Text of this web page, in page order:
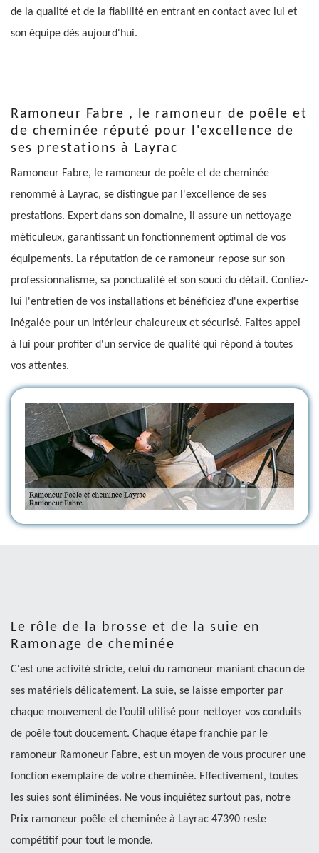
de la qualité et de la fiabilité en entrant en contact avec lui et
son équipe dès aujourd'hui.
Ramoneur Fabre , le ramoneur de poêle et
de cheminée réputé pour l'excellence de
ses prestations à Layrac
Ramoneur Fabre, le ramoneur de poêle et de cheminée
renommé à Layrac, se distingue par l'excellence de ses
prestations. Expert dans son domaine, il assure un nettoyage
méticuleux, garantissant un fonctionnement optimal de vos
équipements. La réputation de ce ramoneur repose sur son
professionnalisme, sa ponctualité et son souci du détail. Confiez-
lui l'entretien de vos installations et bénéficiez d'une expertise
inégalée pour un intérieur chaleureux et sécurisé. Faites appel
à lui pour profiter d'un service de qualité qui répond à toutes
vos attentes.
Le rôle de la brosse et de la suie en
Ramonage de cheminée
C'est une activité stricte, celui du ramoneur maniant chacun de
ses matériels délicatement. La suie, se laisse emporter par
chaque mouvement de l’outil utilisé pour nettoyer vos conduits
de poêle tout doucement. Chaque étape franchie par le
ramoneur Ramoneur Fabre, est un moyen de vous procurer une
fonction exemplaire de votre cheminée. Effectivement, toutes
les suies sont éliminées. Ne vous inquiétez surtout pas, notre
Prix ramoneur poêle et cheminée à Layrac 47390 reste
compétitif pour tout le monde.